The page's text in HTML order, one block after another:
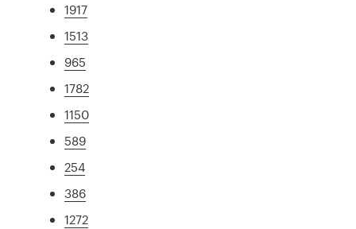
1917
1513
965
1782
1150
589
254
386
1272